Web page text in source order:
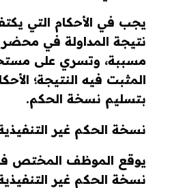
يجب في الأحكام التي
نتيجة المداولة في
مسببة، وتسري على
المثبت فيه النتيجة؛
بتسليم نسخة الحكم.
نسخة الحكم غير
يوقع الموظف المختص
نسخة الحكم غير